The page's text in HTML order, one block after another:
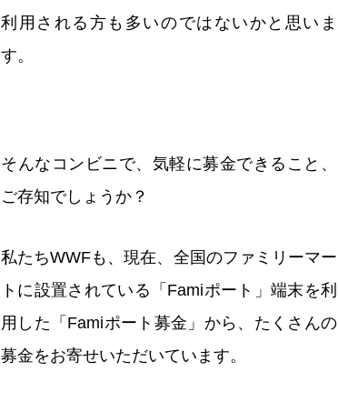
利用される方も多いのではないかと思いま
す。
そんなコンビニで、気軽に募金できること、
ご存知でしょうか？
私たちWWFも、現在、全国のファミリーマー
トに設置されている「Famiポート」端末を利
用した「Famiポート募金」から、たくさんの
募金をお寄せいただいています。